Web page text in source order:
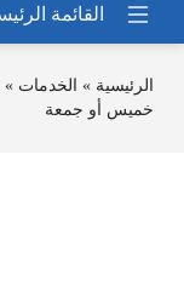
الرئيسية » الخدمات »
خميس أو جمعة